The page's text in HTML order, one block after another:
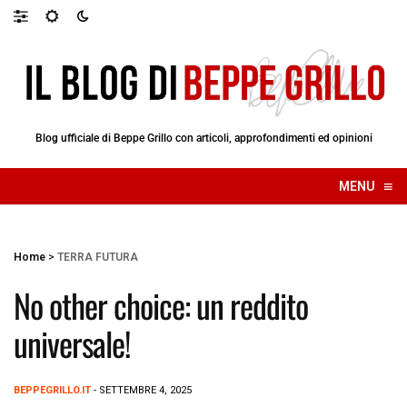
Blog ufficiale di Beppe Grillo con articoli, approfondimenti ed opinioni
MENU ≡
☰
Home > TERRA FUTURA
No other choice: un reddito
universale!
BEPPEGRILLO.IT - SETTEMBRE 4, 2025